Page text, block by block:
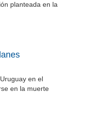
planteada en la
en el
en la muerte